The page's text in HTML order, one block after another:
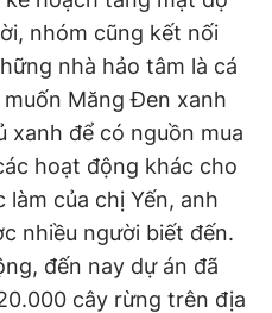
nhóm cũng kết nối
nhà hảo tâm là cá
Măng Đen xanh
xanh để có nguồn mua
hoạt động khác cho
làm của chị Yến, anh
nhiều người biết đến.
đến nay dự án đã
cây rừng trên địa